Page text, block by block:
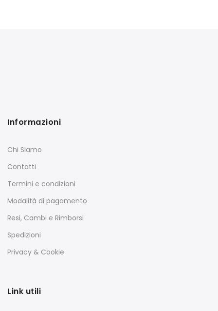
Informazioni
Chi Siamo
Contatti
Termini e condizioni
Modalità di pagamento
Resi, Cambi e Rimborsi
Spedizioni
Privacy & Cookie
Link utili